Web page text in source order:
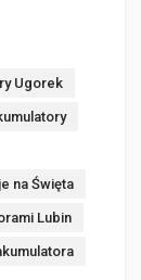
Ugorek
na Święta
Lubin